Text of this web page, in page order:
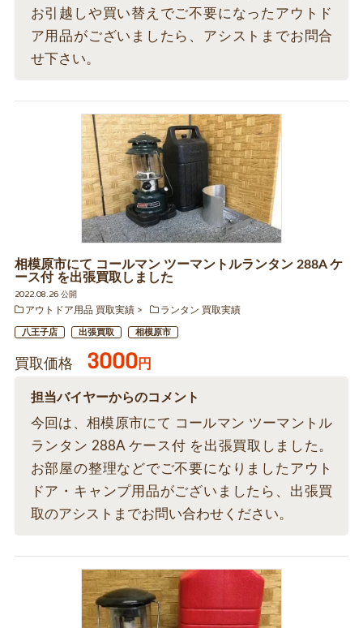
お引越しや買い替えでご不要になったアウトド
ア用品がございましたら、アシストまでお問合
せ下さい。
相模原市にて コールマン ツーマントルランタン 288A ケ
ース付 を出張買取しました
2022.08.26 公開
アウトドア用品 買取実績
ランタン 買取実績
八王子店 出張買取 相模原市
買取価格 3000円
担当バイヤーからのコメント
今回は、相模原市にて コールマン ツーマントル
ランタン 288A ケース付 を出張買取しました。
お部屋の整理などでご不要になりましたアウト
ドア・キャンプ用品がございましたら、出張買
取のアシストまでお問い合わせください。